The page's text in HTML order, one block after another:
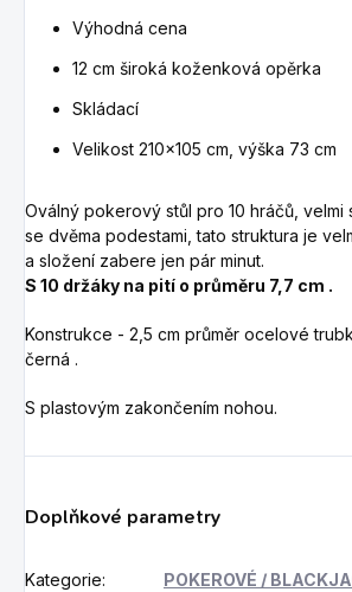
Výhodná cena
12 cm široká koženková opěrka
Skládací
Velikost 210x105 cm, výška 73 cm
Oválný pokerový stůl pro 10 hráčů, velmi
se dvěma podestami, tato struktura je
a složení zabere jen pár minut.
S 10 držáky na pití o průměru 7,7 cm .
Konstrukce - 2,5 cm průměr ocelové
černá .
S plastovým zakončením nohou.
Doplňkové parametry
Kategorie: POKEROVÉ /